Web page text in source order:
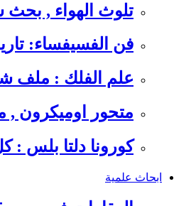
تلوث الهواء , بحث
فن الفسيفساء:
علم الفلك : ملف
متحور اوميكرون ,
كورونا دلتا بلس
ابحاث علمية